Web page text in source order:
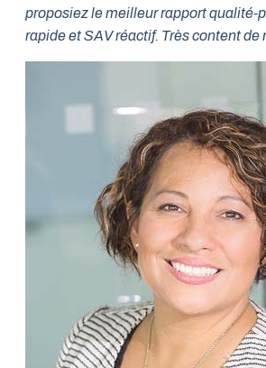
proposiez le meilleur rapport qualité-
rapide et SAV réactif. Très content de